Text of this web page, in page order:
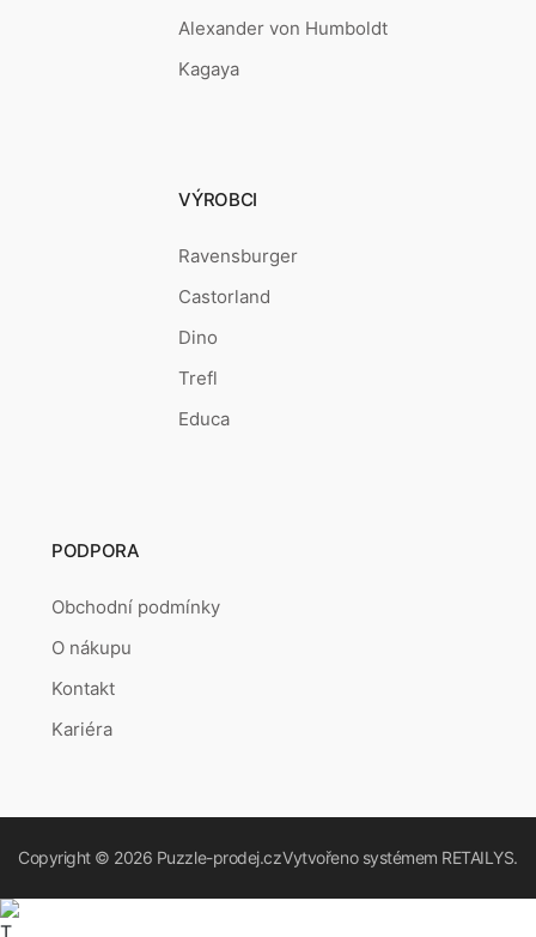
Alexander von Humboldt
Kagaya
VÝROBCI
Ravensburger
Castorland
Dino
Trefl
Educa
PODPORA
Obchodní podmínky
O nákupu
Kontakt
Kariéra
Copyright © 2026 Puzzle-prodej.czVytvořeno systémem RETAILYS.